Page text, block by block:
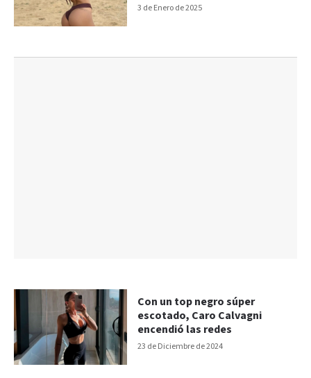
3 de Enero de 2025
23 de Diciembre de 2024
Con un top negro súper
escotado, Caro Calvagni
encendió las redes